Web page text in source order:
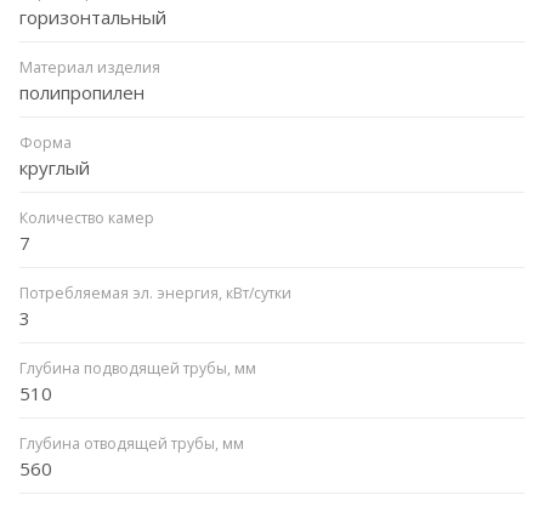
горизонтальный
Материал изделия
полипропилен
Форма
круглый
Количество камер
7
Потребляемая эл. энергия, кВт/сутки
3
Глубина подводящей трубы, мм
510
Глубина отводящей трубы, мм
560